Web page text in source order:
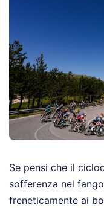
Se pensi che il
sofferenza nel
freneticamente ai